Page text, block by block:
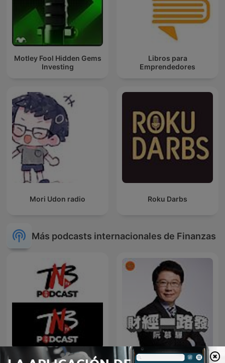
Motley Fool Hidden Gems
Investing
Libros para
Emprendedores
Mori Udon radio Roku Darbs
Más podcasts internacionales de Finanzas
Podcasturile Teatrului